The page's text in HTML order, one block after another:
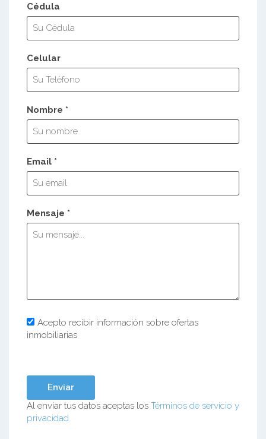
Cédula
Celular
Nombre *
Email *
Mensaje *
Acepto recibir información sobre ofertas
inmobiliarias
Al enviar tus datos aceptas los Términos de servicio y
privacidad